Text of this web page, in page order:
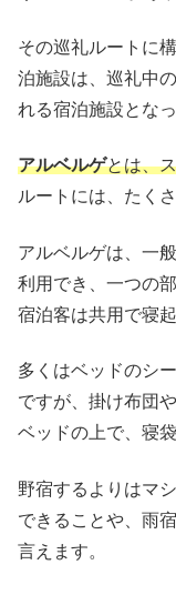
その巡礼ルートに
泊施設は、巡礼中
れる宿泊施設とな
アルベルゲとは、
ルートには、たく
アルベルゲは、一
利用でき、一つの
宿泊客は共用で寝起
多くはベッドのシ
ですが、掛け布団
ベッドの上で、寝
野宿するよりはマ
できることや、雨
言えます。